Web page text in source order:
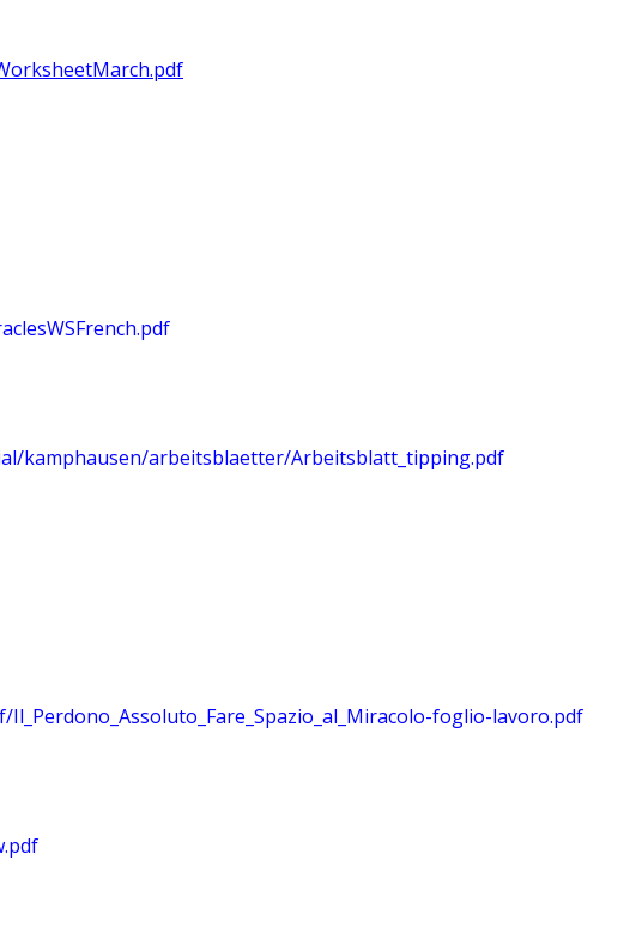
kamphausen/arbeitsblaetter/Arbeitsblatt_tipping.pdf
foglio-lavoro.pdf